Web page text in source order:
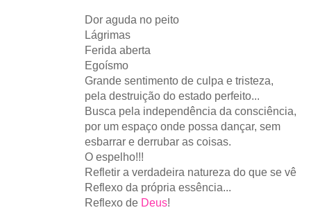
Dor aguda no peito
Lágrimas
Ferida aberta
Egoísmo
Grande sentimento de culpa e tristeza,
pela destruição do estado perfeito...
Busca pela independência da consciência,
por um espaço onde possa dançar, sem
esbarrar e derrubar as coisas.
O espelho!!!
Refletir a verdadeira natureza do que se vê
Reflexo da própria essência...
Reflexo de Deus!